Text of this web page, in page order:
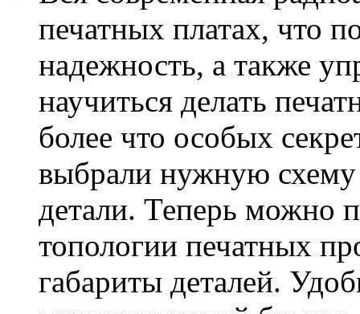
печатных платах, что
надежность, а также
научиться делать
более что особых
выбрали нужную
детали. Теперь можно
топологии печатных
габариты деталей.